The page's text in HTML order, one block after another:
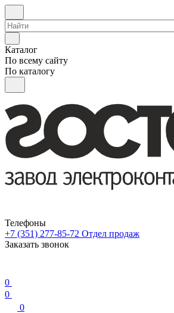
Каталог
По всему сайту
По каталогу
Телефоны
+7 (351) 277-85-72 Отдел продаж
Заказать звонок
0
0
0